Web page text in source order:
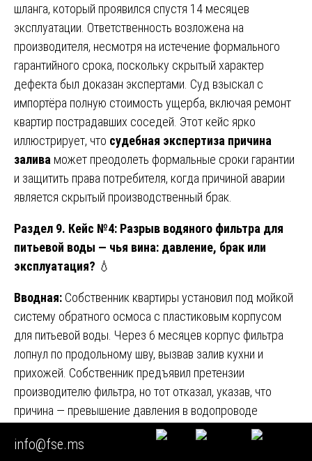
шланга, который проявился спустя 14 месяцев
эксплуатации. Ответственность возложена на
производителя, несмотря на истечение формального
гарантийного срока, поскольку скрытый характер
дефекта был доказан экспертами. Суд взыскал с
импортёра полную стоимость ущерба, включая ремонт
квартир пострадавших соседей. Этот кейс ярко
иллюстрирует, что судебная экспертиза причина
залива может преодолеть формальные сроки гарантии
и защитить права потребителя, когда причиной аварии
является скрытый производственный брак.
Раздел 9. Кейс №4: Разрыв водяного фильтра для
питьевой воды — чья вина: давление, брак или
эксплуатация? 💧
Вводная: Собственник квартиры установил под мойкой
систему обратного осмоса с пластиковым корпусом
для питьевой воды. Через 6 месяцев корпус фильтра
лопнул по продольному шву, вызвав залив кухни и
прихожей. Собственник предъявил претензии
производителю фильтра, но тот отказал, указав, что
причина — превышение давления в водопроводе
(гидроудар). УК, в свою очередь, отрицала наличие
гидроудара и ссылалась на данные своего манометра,
info@fse.ms